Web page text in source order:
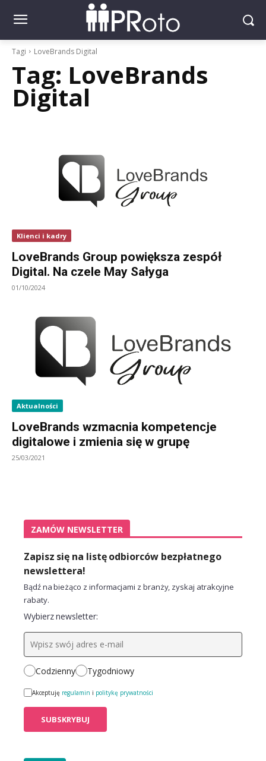
Tagi LoveBrands Digital
Tag: LoveBrands
Digital
Klienci i kadry
LoveBrands Group powiększa zespół
Digital. Na czele May Sałyga
01/10/2024
Aktualności
LoveBrands wzmacnia kompetencje
digitalowe i zmienia się w grupę
25/03/2021
ZAMÓW NEWSLETTER
Zapisz się na listę odbiorców bezpłatnego
newslettera!
Bądź na bieżąco z informacjami z branży, zyskaj atrakcyjne
rabaty.
Wybierz newsletter:
Codzienny Tygodniowy
Akceptuję regulamin i politykę prywatności